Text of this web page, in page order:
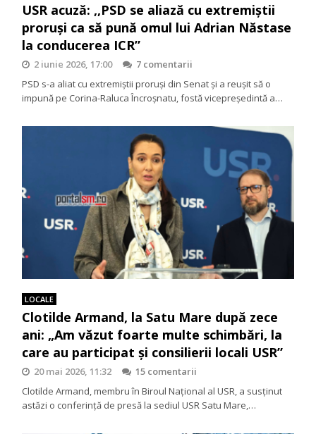
USR acuză: ,,PSD se aliază cu extremiștii
proruși ca să pună omul lui Adrian Năstase
la conducerea ICR”
2 iunie 2026, 17:00
7 comentarii
PSD s-a aliat cu extremiștii proruși din Senat și a reușit să o
impună pe Corina-Raluca Încroșnatu, fostă vicepreședintă a…
LOCALE
Clotilde Armand, la Satu Mare după zece
ani: „Am văzut foarte multe schimbări, la
care au participat și consilierii locali USR”
20 mai 2026, 11:32
15 comentarii
Clotilde Armand, membru în Biroul Național al USR, a susținut
astăzi o conferință de presă la sediul USR Satu Mare,…